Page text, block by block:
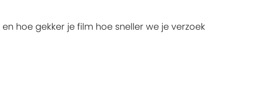
en hoe gekker je film hoe sneller we je verzoek